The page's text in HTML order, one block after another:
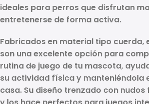
ideales para perros que disfrutan
entretenerse de forma activa.
Fabricados en material tipo cuerda,
son una excelente opción para
rutina de juego de tu mascota,
su actividad física y manteniéndola
casa. Su diseño trenzado con